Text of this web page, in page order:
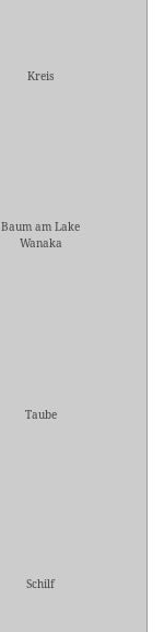
Kreis
Baum am Lake
Wanaka
Taube
Schilf